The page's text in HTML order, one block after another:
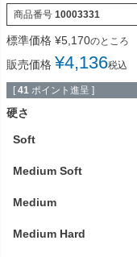
商品番号 10003331
標準価格 ¥5,170のところ
販売価格 ¥4,136税込
[ 41 ポイント進呈 ]
硬さ
Soft
Medium Soft
Medium
Medium Hard